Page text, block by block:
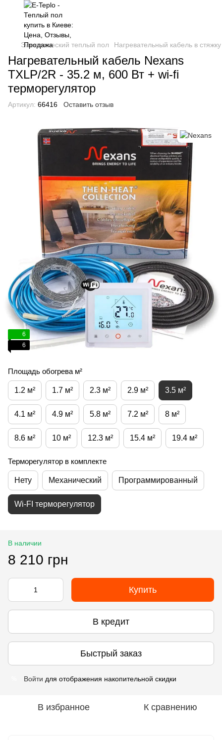
Электрический теплый пол Нагревательный кабель в стяжку
Нагревательный кабель Nexans
TXLP/2R - 35.2 м, 600 Вт + wi-fi
терморегулятор
Артикул: 66416 Оставить отзыв
6
6
Площадь обогрева м²
1.2 м² 1.7 м² 2.3 м² 2.9 м² 3.5 м²
4.1 м² 4.9 м² 5.8 м² 7.2 м² 8 м²
8.6 м² 10 м² 12.3 м² 15.4 м² 19.4 м²
Терморегулятор в комплекте
Нету Механический Программированный
Wi-FI терморегулятор
В наличии
8 210 грн
Купить
В кредит
Быстрый заказ
Войти для отображения накопительной скидки
В избранное К сравнению